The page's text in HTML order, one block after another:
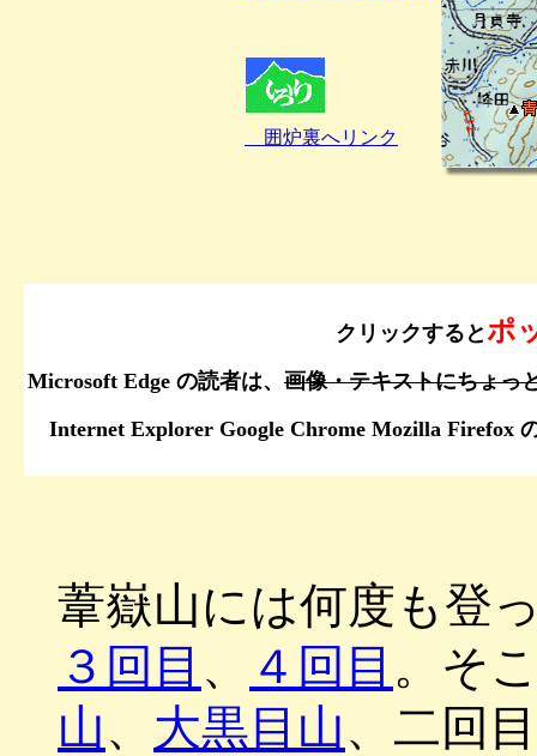
囲炉裏へリンク
クリックするとポ
Microsoft Edge の読者は、 画像・テキストにちょっ
Internet Explorer Google Chrome Mozilla Firefox
葦嶽山には何度も登
３回目 、 ４回目 。そ
山、 大黒目山、二回